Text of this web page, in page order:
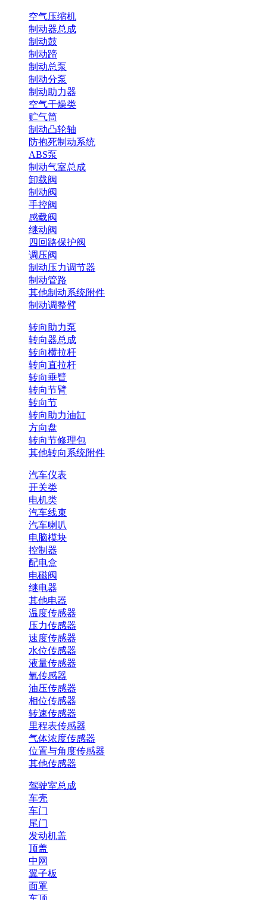
空气压缩机
制动器总成
制动鼓
制动蹄
制动总泵
制动分泵
制动助力器
空气干燥类
贮气筒
制动凸轮轴
防抱死制动系统
ABS泵
制动气室总成
卸载阀
制动阀
手控阀
感载阀
继动阀
四回路保护阀
调压阀
制动压力调节器
制动管路
其他制动系统附件
制动调整臂
转向助力泵
转向器总成
转向横拉杆
转向直拉杆
转向垂臂
转向节臂
转向节
转向助力油缸
方向盘
转向节修理包
其他转向系统附件
汽车仪表
开关类
电机类
汽车线束
汽车喇叭
电脑模块
控制器
配电盒
电磁阀
继电器
其他电器
温度传感器
压力传感器
速度传感器
水位传感器
液量传感器
氧传感器
油压传感器
相位传感器
转速传感器
里程表传感器
气体浓度传感器
位置与角度传感器
其他传感器
驾驶室总成
车壳
车门
尾门
发动机盖
顶盖
中网
翼子板
面罩